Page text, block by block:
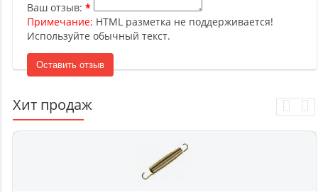
Ваш отзыв:
Примечание: HTML разметка не поддерживается!
Используйте обычный текст.
Оставить отзыв
Хит продаж